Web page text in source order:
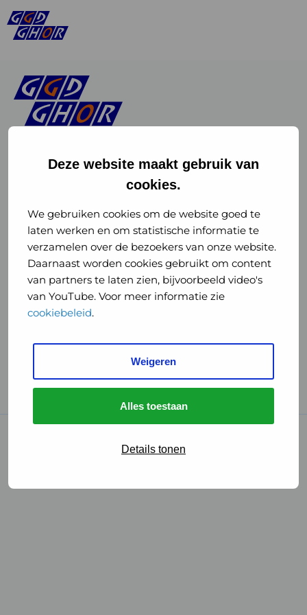
Deze website maakt gebruik van
cookies.
We gebruiken cookies om de website goed te
laten werken en om statistische informatie te
verzamelen over de bezoekers van onze website.
Daarnaast worden cookies gebruikt om content
van partners te laten zien, bijvoorbeeld video's
van YouTube. Voor meer informatie zie
cookiebeleid.
Weigeren
Alles toestaan
Details tonen
of
GGD
GHOR
Nederland
Instagram
of
GGD
GHOR
Nederland
GGD Reizen op social media
GGD Reizen
GGD Reisvaccinaties